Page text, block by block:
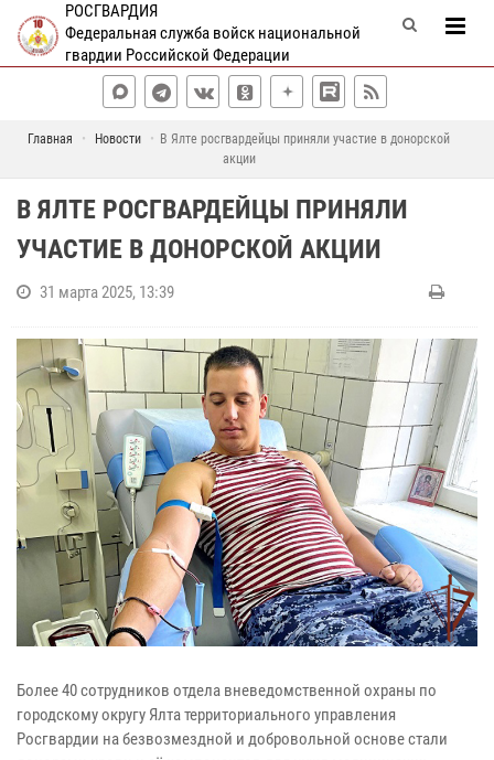
РОСГВАРДИЯ
Федеральная служба войск национальной
гвардии Российской Федерации
Главная Новости
В Ялте росгвардейцы приняли участие в донорской
акции
В ЯЛТЕ РОСГВАРДЕЙЦЫ ПРИНЯЛИ
УЧАСТИЕ В ДОНОРСКОЙ АКЦИИ
31 марта 2025, 13:39
Более 40 сотрудников отдела вневедомственной охраны по
городскому округу Ялта территориального управления
Росгвардии на безвозмездной и добровольной основе стали